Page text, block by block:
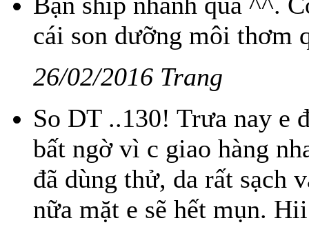
cái son dưỡng môi thơm
26/02/2016 Trang
So DT ..130! Trưa nay e
bất ngờ vì c giao hàng
đã dùng thử, da rất sạch
nữa mặt e sẽ hết mụn.